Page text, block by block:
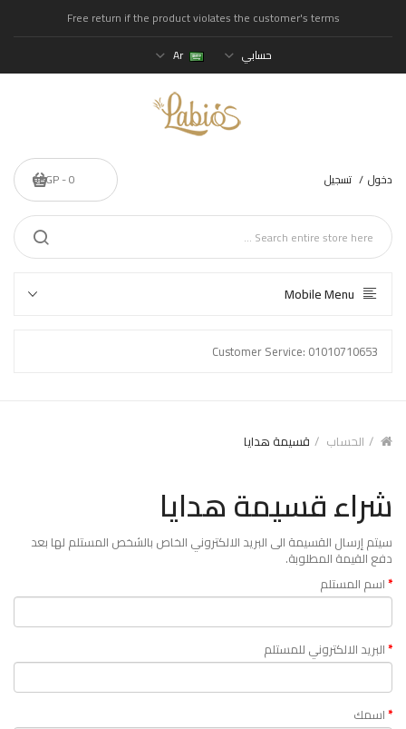
Free return if the product violates the customer's terms
حسابي
Ar
دخول تسجيل 0 - 0EGP
Mobile Menu
Customer Service: 01010710653
الحساب قسيمة هدايا
شراء قسيمة هدايا
سيتم إرسال القسيمة الى البريد الالكتروني الخاص بالشخص المستلم لها بعد
دفع القيمة المطلوبة.
اسم المستلم
البريد الالكتروني للمستلم
اسمك